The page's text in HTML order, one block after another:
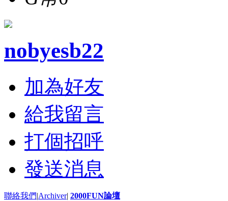
nobyesb22
加為好友
給我留言
打個招呼
發送消息
聯絡我們|Archiver| 2000FUN論壇